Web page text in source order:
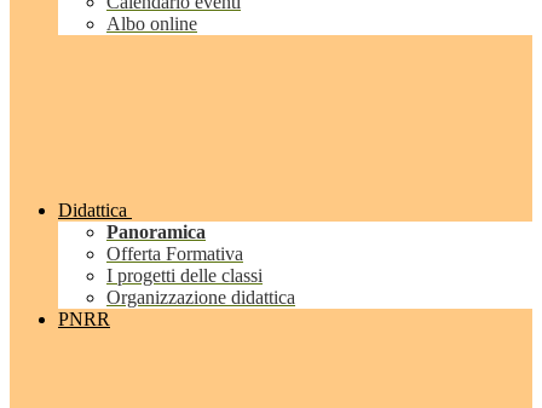
Albo online
Didattica
Panoramica
Offerta Formativa
I progetti delle classi
Organizzazione didattica
PNRR